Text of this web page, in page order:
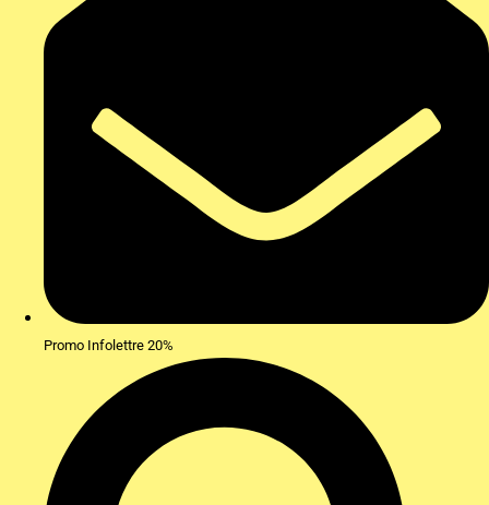
Promo Infolettre 20%